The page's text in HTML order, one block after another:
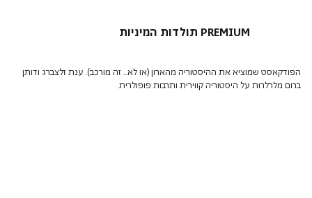
תולדות המיניות PREMIUM
הפודקאסט שמוציא את ההיסטוריה מהארון (או לא... זה מורכב). ענת זלצברג ודותן
ברום מלרלרות על היסטוריה קווירית ותרבות פופולרית.